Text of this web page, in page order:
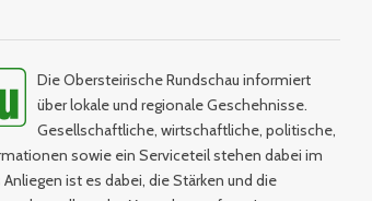
Die Obersteirische Rundschau informiert
über lokale und regionale Geschehnisse.
Gesellschaftliche, wirtschaftliche, politische,
sowie ein Serviceteil stehen dabei im
ist es dabei, die Stärken und die